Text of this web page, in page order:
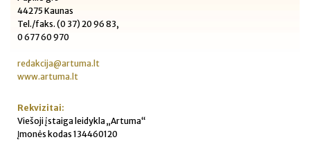
44275 Kaunas
Tel./faks. (0 37) 20 96 83,
0 677 60 970
redakcija@artuma.lt
www.artuma.lt
Rekvizitai:
Viešoji įstaiga leidykla „Artuma“
Įmonės kodas 134460120